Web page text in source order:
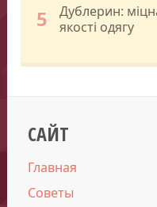
5
Дублерин:
якості одягу
САЙТ
Главная
Советы